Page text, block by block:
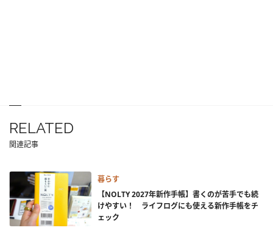
RELATED
関連記事
暮らす
【NOLTY 2027年新作手帳】書くのが苦手でも続
けやすい！ ライフログにも使える新作手帳をチ
ェック